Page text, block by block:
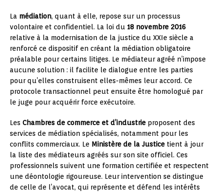
La médiation, quant à elle, repose sur un processus
volontaire et confidentiel. La loi du 18 novembre 2016
relative à la modernisation de la justice du XXIe siècle a
renforcé ce dispositif en créant la médiation obligatoire
préalable pour certains litiges. Le médiateur agréé n’impose
aucune solution : il facilite le dialogue entre les parties
pour qu’elles construisent elles-mêmes leur accord. Ce
protocole transactionnel peut ensuite être homologué par
le juge pour acquérir force exécutoire.
Les Chambres de commerce et d’industrie proposent des
services de médiation spécialisés, notamment pour les
conflits commerciaux. Le Ministère de la Justice tient à jour
la liste des médiateurs agréés sur son site officiel. Ces
professionnels suivent une formation certifiée et respectent
une déontologie rigoureuse. Leur intervention se distingue
de celle de l’avocat, qui représente et défend les intérêts